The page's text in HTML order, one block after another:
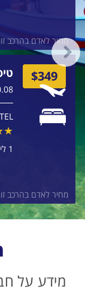
מחיר לאדם בהרכב
$349
מחיר לאדם בהרכב
-11.08
1 לילות
מידע על